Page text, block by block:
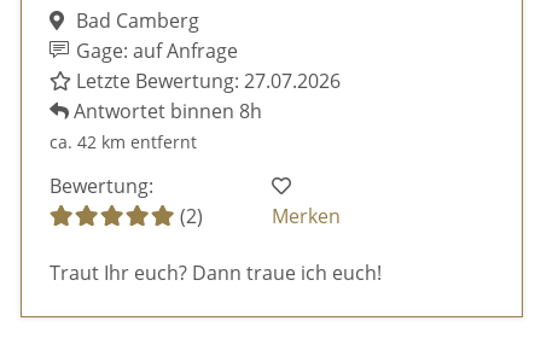
Bad Camberg
Gage: auf Anfrage
Letzte Bewertung: 27.07.2026
Antwortet binnen 8h
ca. 42 km entfernt
Bewertung:
(2)
Merken
Traut Ihr euch? Dann traue ich euch!